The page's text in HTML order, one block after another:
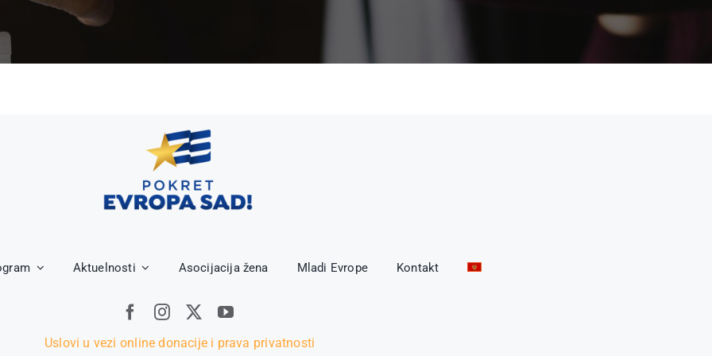
Aktuelnosti Asocijacija žena Mladi Evrope Kontakt
Uslovi u vezi online donacije i prava privatnosti